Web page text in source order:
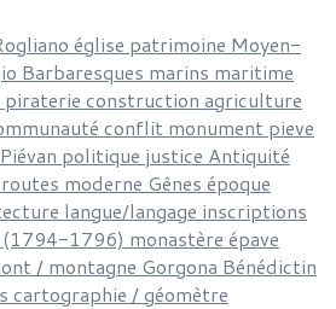
église patrimoine Moyen-
Barbaresques marins maritime
piraterie construction agriculture
conflit monument pieve
Piévan politique justice Antiquité
routes moderne Gênes époque
langue/langage inscriptions
(1794-1796) monastère épave
/ montagne Gorgona Bénédictin
cartographie / géomètre